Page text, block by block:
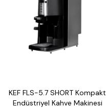
KEF FLS-5.7 SHORT Kompakt
Endüstriyel Kahve Makinesi